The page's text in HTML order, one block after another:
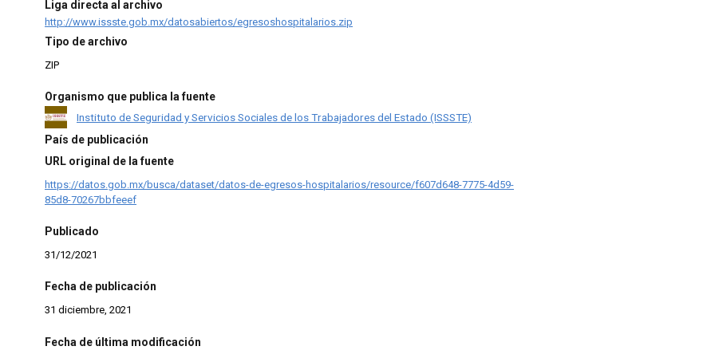
Liga directa al archivo
http://www.issste.gob.mx/datosabiertos/egresoshospitalarios.zip
Tipo de archivo
ZIP
Organismo que publica la fuente
Instituto de Seguridad y Servicios Sociales de los Trabajadores del Estado (ISSSTE)
País de publicación
URL original de la fuente
https://datos.gob.mx/busca/dataset/datos-de-egresos-hospitalarios/resource/f607d648-7775-4d59-
85d8-70267bbfeeef
Publicado
31/12/2021
Fecha de publicación
31 diciembre, 2021
Fecha de última modificación